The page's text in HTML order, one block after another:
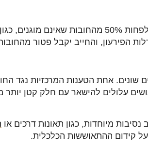
בהליך חדלות פירעון, החייב צריך לשלם לנושים חלק מהחובות. החוק החדש קובע כי החייב ישלם לפחות 50%
הפירעון, והחייב יקבל פטור
שונים. אחת הטענות המרכזיות נגד
עלולים להישאר עם חלק קטן יותר
מיוחדות, כגון תאונות דרכים או
קידום ההתאוששות הכלכלית.